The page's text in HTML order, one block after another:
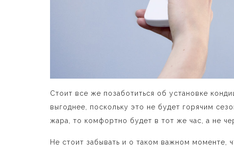
Стоит все же позаботиться об установке
выгоднее, поскольку это не будет горячим
жара, то комфортно будет в тот же час, а не
Не стоит забывать и о таком важном моменте,